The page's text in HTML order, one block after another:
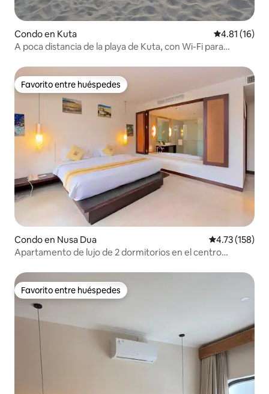
Condo en Kuta Calificación
4.81 (16)
A poca distancia de la playa de Kuta, con Wi-Fi para
Favorito entre huéspedes
Favorito entre huéspedes
Condo en Nusa Dua Calificación
4.73 (158)
Apartamento de lujo de 2 dormitorios en el centro
Favorito entre huéspedes
Favorito entre huéspedes